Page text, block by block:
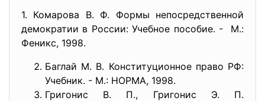
1. Комарова В. Ф. Формы непосредственной
демократии в России: Учебное пособие. - М.:
Феникс, 1998.
Баглай М. В. Конституционное право РФ:
Учебник. - М.: НОРМА, 1998.
Григонис В. П., Григонис Э. П.